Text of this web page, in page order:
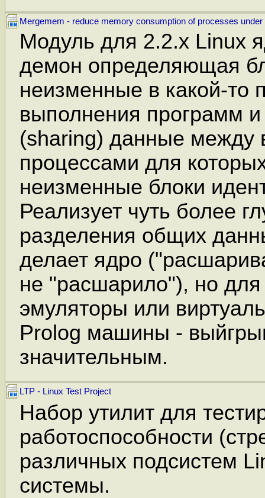
Mergemem - reduce memory consumption of processes under
Модуль для 2.2.x Linux
демон определяющая
неизменные в какой-то
выполнения программ
(sharing) данные между
процессами для
неизменные блоки
Реализует чуть более
разделения общих
делает ядро
не "расшарило"), но для
эмуляторы или
Prolog машины -
значительным.
LTP - Linux Test Project
Набор утилит для
работоспособности
различных подсистем
системы.